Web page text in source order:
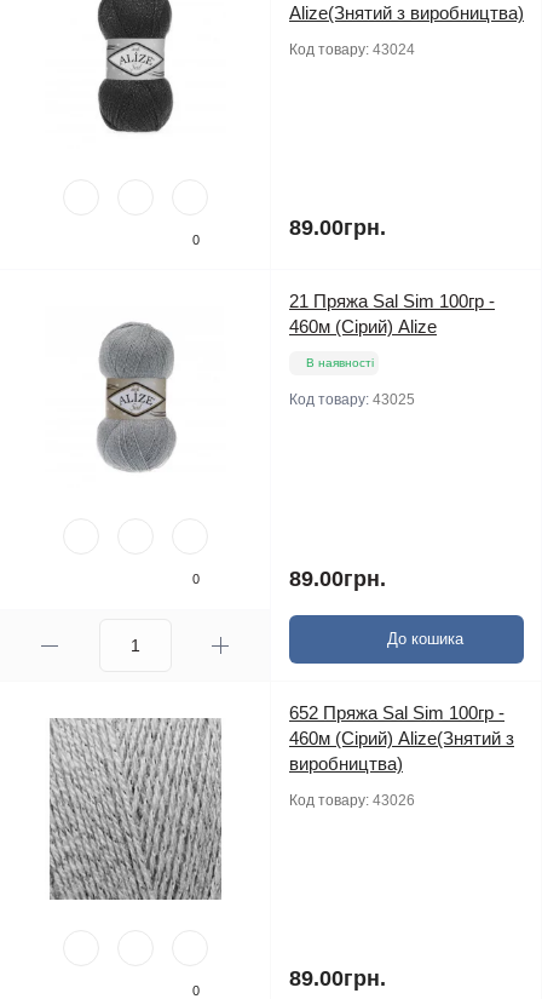
0
Alize(Знятий з виробництва)
Код товару: 43024
89.00грн.
0
21 Пряжа Sal Sim 100гр -
460м (Сірий) Alize
В наявності
Код товару: 43025
89.00грн.
До кошика
0
652 Пряжа Sal Sim 100гр -
460м (Сірий) Alize(Знятий з
виробництва)
Код товару: 43026
89.00грн.